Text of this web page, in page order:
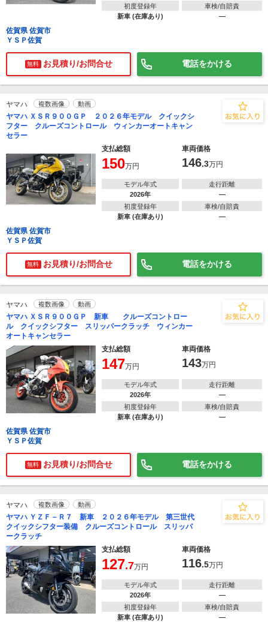
初度登録年
新車 (在庫あり)
車検/自賠責
―
佐賀県 佐賀市
ＹＳＰ佐賀
無料 お見積り/お問合せ 電話をかける
ヤマハ 複数画像 動画
ヤマハ ＸＳＲ９００ＧＰ ２０２６年モデル クイックシ
フター クルーズコントロール ウィンカーオートキャン
セラー
支払総額
車両価格
150万円 146.3万円
モデル年式
2026年
走行距離
―
初度登録年
新車 (在庫あり)
車検/自賠責
―
佐賀県 佐賀市
ＹＳＰ佐賀
無料 お見積り/お問合せ 電話をかける
ヤマハ 複数画像 動画
ヤマハ ＸＳＲ９００ＧＰ 新車 クルーズコントロー
ル クイックシフター スリッパークラッチ ウィンカー
オートキャンセラー
支払総額
車両価格
147万円 143万円
モデル年式
2026年
走行距離
―
初度登録年
新車 (在庫あり)
車検/自賠責
―
佐賀県 佐賀市
ＹＳＰ佐賀
無料 お見積り/お問合せ 電話をかける
ヤマハ 複数画像 動画
ヤマハ ＹＺＦ－Ｒ７ 新車 ２０２６年モデル 第三世代
クイックシフター装備 クルーズコントロール スリッパ
ークラッチ
支払総額
車両価格
127.7万円 116.5万円
モデル年式
2026年
走行距離
―
初度登録年
新車 (在庫あり)
車検/自賠責
―